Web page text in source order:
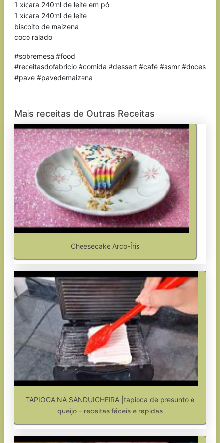
1 xícara 240ml de leite em pó
1 xícara 240ml de leite
biscoito de maizena
coco ralado
#sobremesa #food
#receitasdofabricio #comida #dessert #café #asmr #doces
#pave #pavedemaizena
Mais receitas de Outras Receitas
Cheesecake Arco-Íris
TAPIOCA NA SANDUICHEIRA |tapioca de presunto e
queijo – receitas fáceis e rapidas